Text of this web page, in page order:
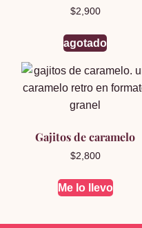
$2,900
agotado
Gajitos de caramelo
$2,800
Me lo llevo